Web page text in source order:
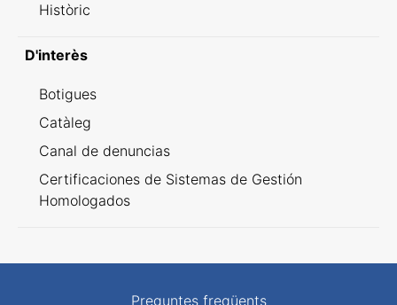
Històric
D'interès
Botigues
Catàleg
Canal de denuncias
Certificaciones de Sistemas de Gestión
Homologados
Preguntes freqüents